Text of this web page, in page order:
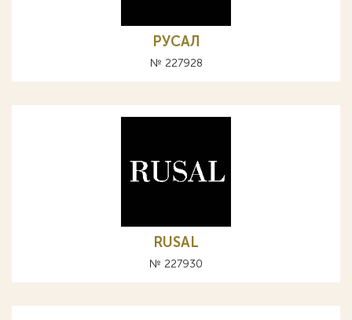
РУСАЛ
№ 227928
RUSAL
№ 227930